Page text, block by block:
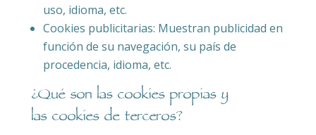
uso, idioma, etc.
Cookies publicitarias: Muestran publicidad en
función de su navegación, su país de
procedencia, idioma, etc.
¿Qué son las cookies propias y
las cookies de terceros?